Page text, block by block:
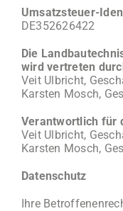
Umsatzsteuer-
DE352626422
Die
wird vertreten
Veit Ulbricht,
Karsten Mosch,
Verantwortlich für
Veit Ulbricht,
Karsten Mosch,
Datenschutz
Ihre